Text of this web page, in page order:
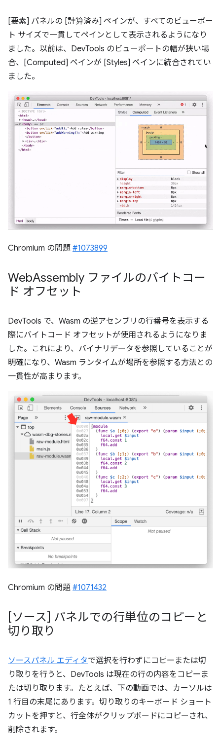
[要素] パネルの [計算済み] ペインが、すべてのビューポー
ト サイズで一貫してペインとして表示されるようになり
ました。以前は、DevTools のビューポートの幅が狭い場
合、[Computed] ペインが [Styles] ペインに統合されてい
ました。
Chromium の問題 #1073899
WebAssembly ファイルのバイトコー
ド オフセット
DevTools で、Wasm の逆アセンブリの行番号を表示する
際にバイトコード オフセットが使用されるようになりま
した。これにより、バイナリデータを参照していることが
明確になり、Wasm ランタイムが場所を参照する方法との
一貫性が高まります。
Chromium の問題 #1071432
[ソース] パネルでの行単位のコピーと
切り取り
ソースパネル エディタで選択を行わずにコピーまたは切
り取りを行うと、DevTools は現在の行の内容をコピーま
たは切り取ります。たとえば、下の動画では、カーソルは
1 行目の末尾にあります。切り取りのキーボード ショート
カットを押すと、行全体がクリップボードにコピーされ、
削除されます。